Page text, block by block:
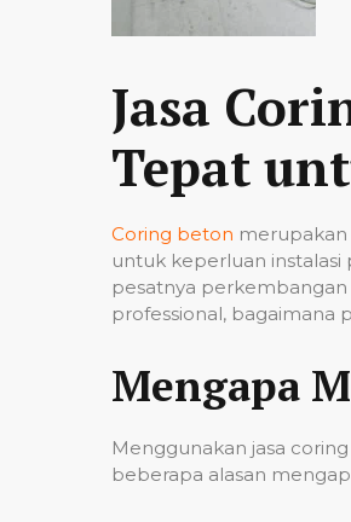
Jasa
Tepat
Coring beton
untuk keperluan instalasi
pesatnya
professional, bagaimana
Mengapa
Menggunakan jasa
beberapa alasan